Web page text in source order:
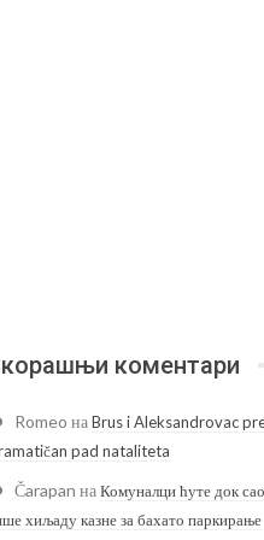
коментари
Romeo наBrus i Aleksandrovac
pad nataliteta
Čarapan наКомуналци ћуте док
хиљаду казне за бахато паркирање